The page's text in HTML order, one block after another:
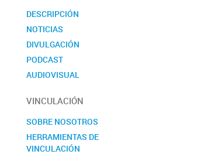
DESCRIPCIÓN
NOTICIAS
DIVULGACIÓN
PODCAST
AUDIOVISUAL
NOVEDADES
CONTACTO
VINCULACIÓN
SOBRE NOSOTROS
HERRAMIENTAS DE
VINCULACIÓN